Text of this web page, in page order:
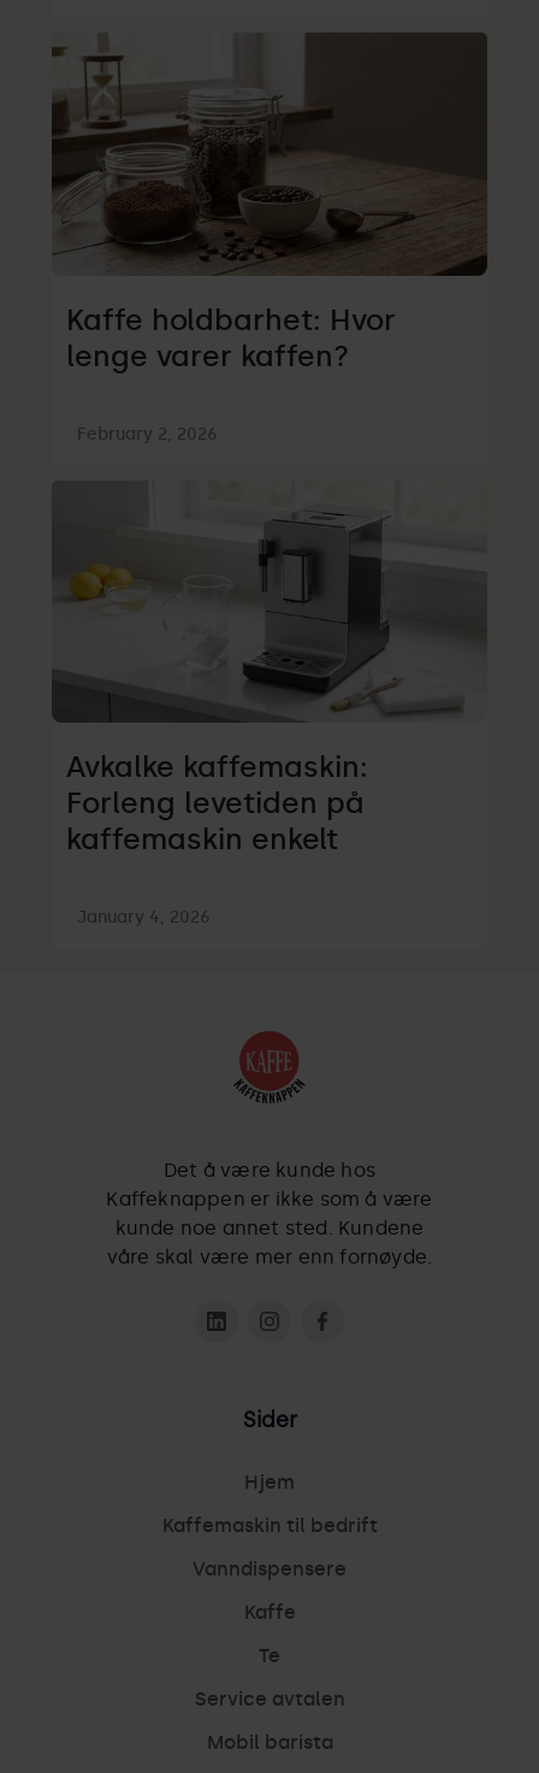
Kaffe holdbarhet: Hvor
lenge varer kaffen?
February 2, 2026
Avkalke kaffemaskin:
Forleng levetiden på
kaffemaskin enkelt
January 4, 2026
Det å være kunde hos
Kaffeknappen er ikke som å være
kunde noe annet sted. Kundene
våre skal være mer enn fornøyde.
Sider
Hjem
Kaffemaskin til bedrift
Vanndispensere
Kaffe
Te
Service avtalen
Mobil barista